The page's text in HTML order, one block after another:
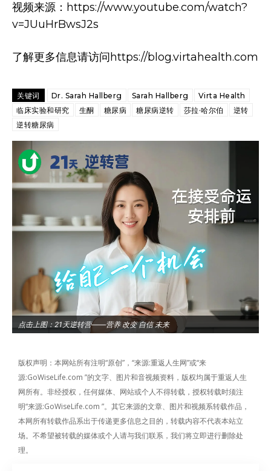
视频来源：https://www.youtube.com/watch?
v=JUuHrBwsJ2s
了解更多信息请访问https://blog.virtahealth.com
关键词 Dr. Sarah Hallberg Sarah Hallberg
Virta Health
临床实验和研究
生酮 糖尿病 糖尿病逆转 莎拉·哈尔伯
逆转
逆转糖尿病
点击上图：21天逆转营——营养 改变 自信 未来
版权声明：本网站所有注明“原创”，“来源:重返人生网”或“来
源:GoWiseLife.com ”的文字、图片和音视频资料，版权均属于重返人生
网所有。非经授权，任何媒体、网站或个人不得转载，授权转载时须注
明“来源:GoWiseLife.com ”。其它来源的文章、图片和视频系转载作品，
本网所有转载作品系出于传递更多信息之目的，转载内容不代表本站立
场。不希望被转载的媒体或个人请与我们联系，我们将立即进行删除处
理。